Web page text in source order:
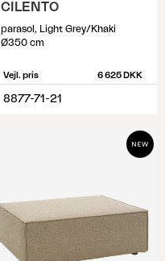
CILENTO
parasol, Light Grey/Khaki
Ø350 cm
Vejl. pris 6 625 DKK
8877-71-21